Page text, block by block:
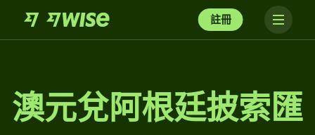
註冊
澳元兌阿根廷披索匯